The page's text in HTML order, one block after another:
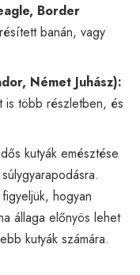
Border
banán, vagy
Német Juhász):
is több részletben, és
kutyák emésztése
hogyan
állaga előnyös lehet
kutyák számára.